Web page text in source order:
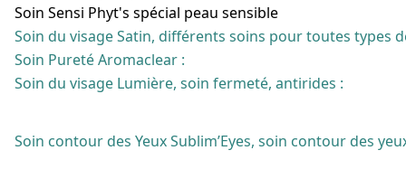
Soin Sensi Phyt's spécial peau sensible
Soin du visage Satin, différents soins pour toutes types
Soin Pureté Aromaclear :
Soin du visage Lumière, soin fermeté, antirides :
Soin contour des Yeux Sublim’Eyes, soin contour des